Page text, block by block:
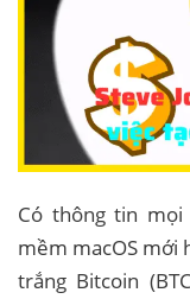
Có thông tin
mềm macOS mới
trắng Bitcoin